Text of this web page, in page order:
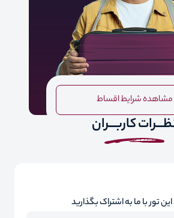
مشاهده شرایط اقساط
کاربـــران
تور با ما به اشتراک بگذارید